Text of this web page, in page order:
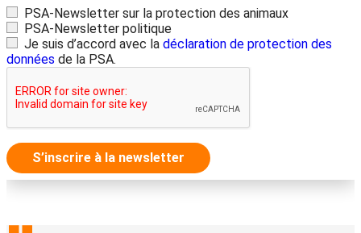
PSA-Newsletter sur la protection des animaux
PSA-Newsletter politique
Je suis d’accord avec la déclaration de protection des
données de la PSA.
S’inscrire à la newsletter